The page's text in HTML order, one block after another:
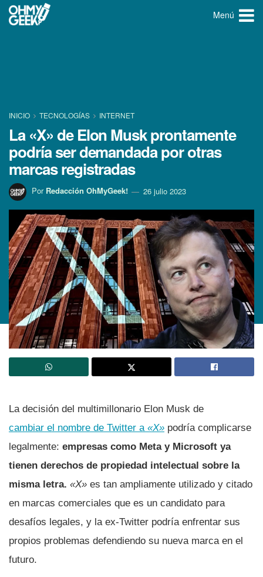
Menú
INICIO TECNOLOGÍ­AS INTERNET
La «X» de Elon Musk prontamente
podría ser demandada por otras
marcas registradas
Por Redacción OhMyGeek! 26 julio 2023
La decisión del multimillonario Elon Musk de
cambiar el nombre de Twitter a «X» podría complicarse
legalmente: empresas como Meta y Microsoft ya
tienen derechos de propiedad intelectual sobre la
misma letra. «X» es tan ampliamente utilizado y citado
en marcas comerciales que es un candidato para
desafíos legales, y la ex-Twitter podría enfrentar sus
propios problemas defendiendo su nueva marca en el
futuro.